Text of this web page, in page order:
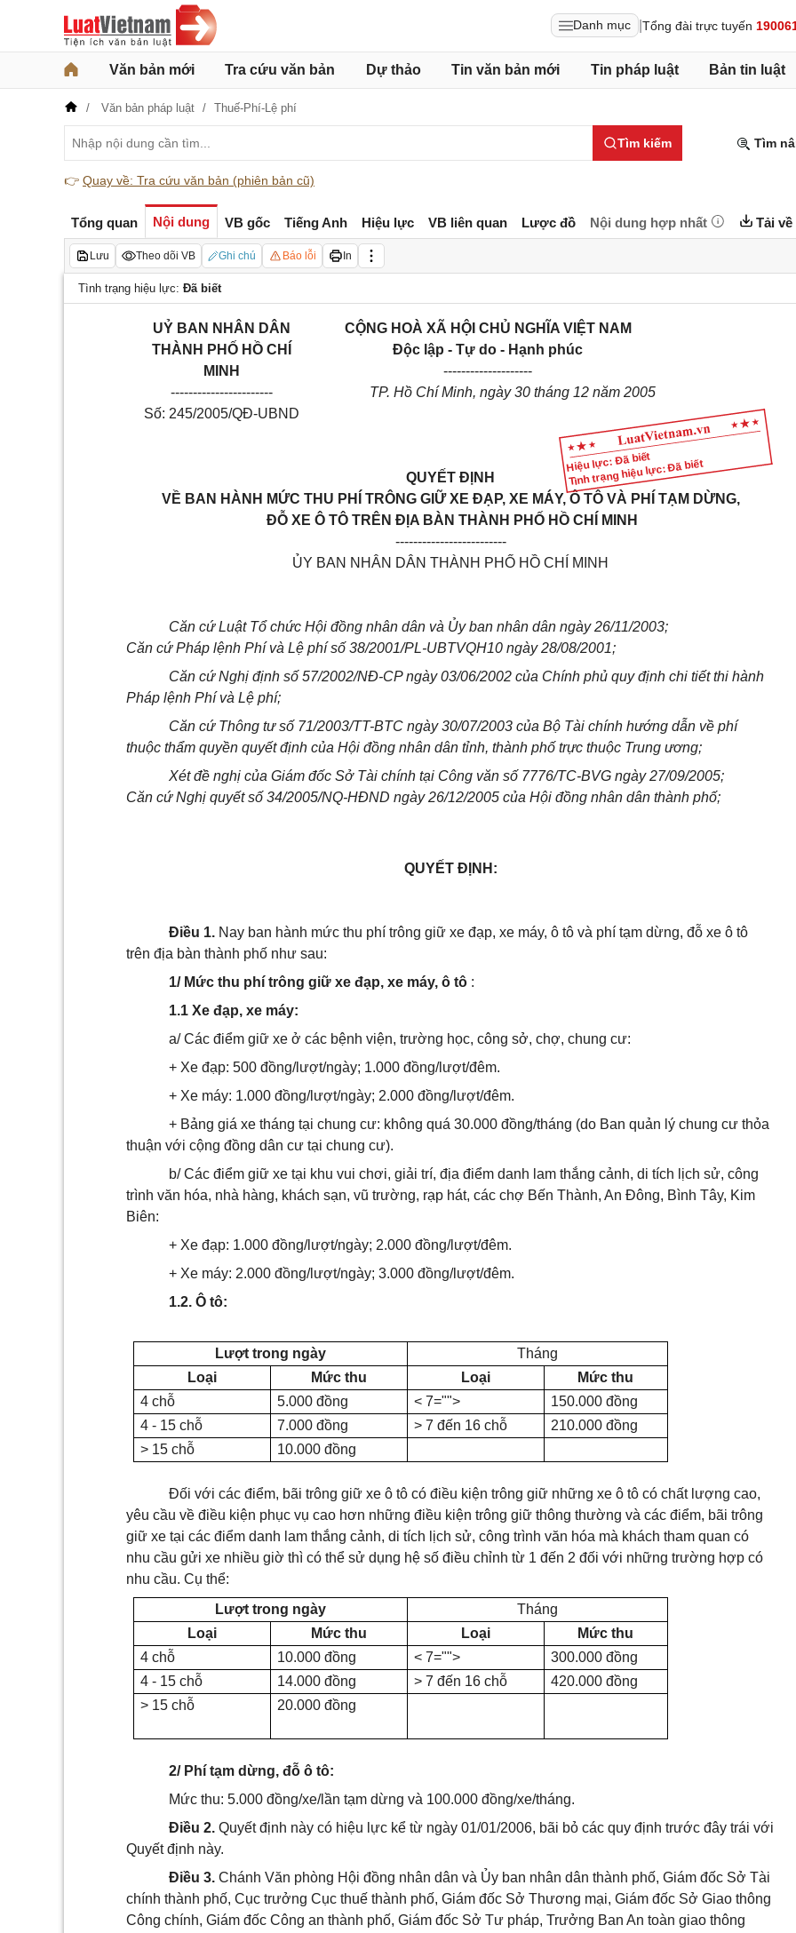
Danh mục Tổng đài trực tuyến
Văn bản mới Tra cứu văn bản Dự thảo Tin văn bản mới Tin pháp luật Bản tin luật
Văn bản pháp luật Thuế-Phí-Lệ phí
Tìm kiếm Tìm
👉 Quay về: Tra cứu văn bản (phiên bản cũ)
Tổng quan Nội dung VB gốc Tiếng Anh Hiệu lực VB liên quan Lược đồ Nội dung hợp nhất Tải về
Lưu Theo dõi VB Ghi chú Báo lỗi In
Tình trạng hiệu lực: Đã biết
Hiệu lực: Đã biết
Tình trạng hiệu lực: Đã biết
UỶ BAN NHÂN DÂN
THÀNH PHỐ HỒ CHÍ
MINH
-----------------------
Số: 245/2005/QĐ-UBND
CỘNG HOÀ XÃ HỘI CHỦ NGHĨA VIỆT NAM
Độc lập - Tự do - Hạnh phúc
--------------------
TP. Hồ Chí Minh, ngày 30 tháng 12 năm 2005
QUYẾT ĐỊNH
VỀ BAN HÀNH MỨC THU PHÍ TRÔNG GIỮ XE ĐẠP, XE MÁY, Ô TÔ VÀ PHÍ TẠM DỪNG,
ĐỖ XE Ô TÔ TRÊN ĐỊA BÀN THÀNH PHỐ HỒ CHÍ MINH
-------------------------
ỦY BAN NHÂN DÂN THÀNH PHỐ HỒ CHÍ MINH
Căn cứ Luật Tổ chức Hội đồng nhân dân và Ủy ban nhân dân ngày 26/11/2003;
Căn cứ Pháp lệnh Phí và Lệ phí số 38/2001/PL-UBTVQH10 ngày 28/08/2001;
Căn cứ Nghị định số 57/2002/NĐ-CP ngày 03/06/2002 của Chính phủ quy định chi tiết thi hành
Pháp lệnh Phí và Lệ phí;
Căn cứ Thông tư số 71/2003/TT-BTC ngày 30/07/2003 của Bộ Tài chính hướng dẫn về phí
thuộc thẩm quyền quyết định của Hội đồng nhân dân tỉnh, thành phố trực thuộc Trung ương;
Xét đề nghị của Giám đốc Sở Tài chính tại Công văn số 7776/TC-BVG ngày 27/09/2005;
Căn cứ Nghị quyết số 34/2005/NQ-HĐND ngày 26/12/2005 của Hội đồng nhân dân thành phố;
QUYẾT ĐỊNH:
Điều 1. Nay ban hành mức thu phí trông giữ xe đạp, xe máy, ô tô và phí tạm dừng, đỗ xe ô tô
trên địa bàn thành phố như sau:
1/ Mức thu phí trông giữ xe đạp, xe máy, ô tô :
1.1 Xe đạp, xe máy:
a/ Các điểm giữ xe ở các bệnh viện, trường học, công sở, chợ, chung cư:
+ Xe đạp: 500 đồng/lượt/ngày; 1.000 đồng/lượt/đêm.
+ Xe máy: 1.000 đồng/lượt/ngày; 2.000 đồng/lượt/đêm.
+ Bảng giá xe tháng tại chung cư: không quá 30.000 đồng/tháng (do Ban quản lý chung cư thỏa
thuận với cộng đồng dân cư tại chung cư).
b/ Các điểm giữ xe tại khu vui chơi, giải trí, địa điểm danh lam thắng cảnh, di tích lịch sử, công
trình văn hóa, nhà hàng, khách sạn, vũ trường, rạp hát, các chợ Bến Thành, An Đông, Bình Tây, Kim
Biên:
+ Xe đạp: 1.000 đồng/lượt/ngày; 2.000 đồng/lượt/đêm.
+ Xe máy: 2.000 đồng/lượt/ngày; 3.000 đồng/lượt/đêm.
1.2. Ô tô:
Lượt trong ngày
Tháng
Loại
Mức thu Loại
Mức thu
4 chỗ
5.000 đồng < 7="">
150.000 đồng
4 - 15 chỗ
7.000 đồng > 7 đến 16 chỗ
210.000 đồng
> 15 chỗ
10.000 đồng
Đối với các điểm, bãi trông giữ xe ô tô có điều kiện trông giữ những xe ô tô có chất lượng cao,
yêu cầu về điều kiện phục vụ cao hơn những điều kiện trông giữ thông thường và các điểm, bãi trông
giữ xe tại các điểm danh lam thắng cảnh, di tích lịch sử, công trình văn hóa mà khách tham quan có
nhu cầu gửi xe nhiều giờ thì có thể sử dụng hệ số điều chỉnh từ 1 đến 2 đối với những trường hợp có
nhu cầu. Cụ thể:
Lượt trong ngày
Tháng
Loại
Mức thu Loại
Mức thu
4 chỗ
10.000 đồng < 7="">
300.000 đồng
4 - 15 chỗ
14.000 đồng > 7 đến 16 chỗ
420.000 đồng
> 15 chỗ
20.000 đồng
2/ Phí tạm dừng, đỗ ô tô:
Mức thu: 5.000 đồng/xe/lần tạm dừng và 100.000 đồng/xe/tháng.
Điều 2. Quyết định này có hiệu lực kể từ ngày 01/01/2006, bãi bỏ các quy định trước đây trái với
Quyết định này.
Điều 3. Chánh Văn phòng Hội đồng nhân dân và Ủy ban nhân dân thành phố, Giám đốc Sở Tài
chính thành phố, Cục trưởng Cục thuế thành phố, Giám đốc Sở Thương mại, Giám đốc Sở Giao thông
Công chính, Giám đốc Công an thành phố, Giám đốc Sở Tư pháp, Trưởng Ban An toàn giao thông